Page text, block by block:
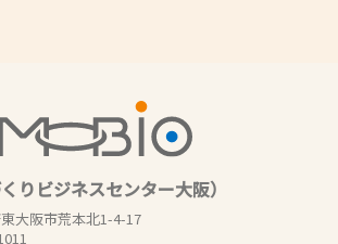
りビジネスセンター大阪）
大阪市荒本北1-4-17